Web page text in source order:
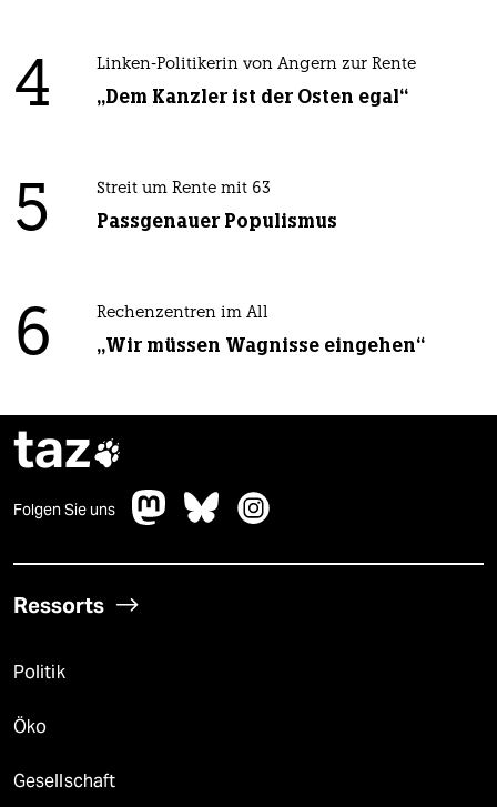
4 Linken-Politikerin von Angern zur Rente
„Dem Kanzler ist der Osten egal“
5 Streit um Rente mit 63
Passgenauer Populismus
6 Rechenzentren im All
„Wir müssen Wagnisse eingehen“
taz
Folgen Sie uns
Ressorts
Politik
Öko
Gesellschaft